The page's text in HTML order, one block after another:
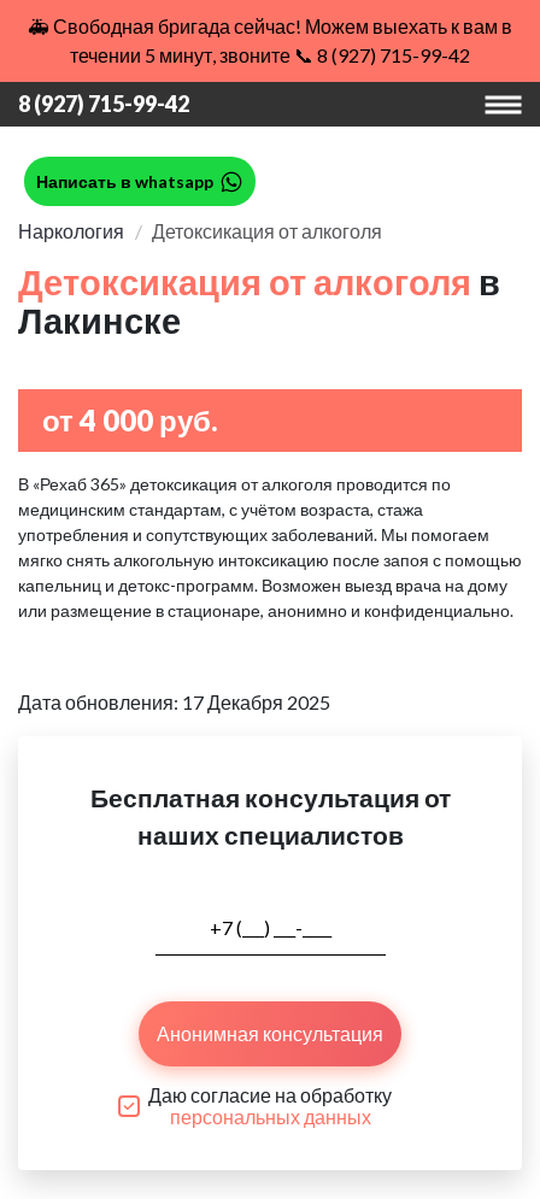
🚑 Свободная бригада сейчас! Можем выехать к вам в
течении 5 минут, звоните 📞 8 (927) 715-99-42
8 (927) 715-99-42
Написать в whatsapp
Наркология Детоксикация от алкоголя
Детоксикация от алкоголя в
Лакинске
от 4 000 руб.
В «Рехаб 365» детоксикация от алкоголя проводится по
медицинским стандартам, с учётом возраста, стажа
употребления и сопутствующих заболеваний. Мы помогаем
мягко снять алкогольную интоксикацию после запоя с помощью
капельниц и детокс-программ. Возможен выезд врача на дому
или размещение в стационаре, анонимно и конфиденциально.
Дата обновления: 17 Декабря 2025
Бесплатная консультация от
наших специалистов
Анонимная консультация
Даю согласие на обработку
персональных данных